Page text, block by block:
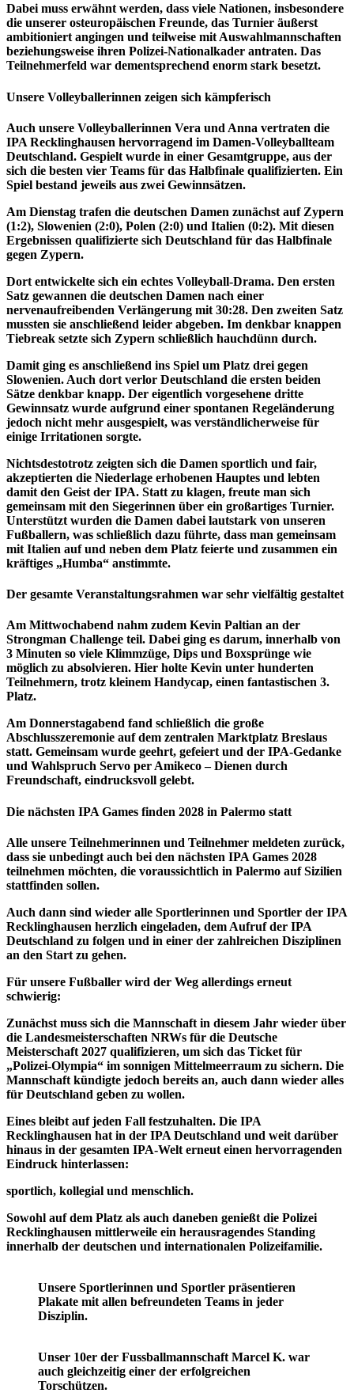
Dabei muss erwähnt werden, dass viele Nationen, insbesondere
die unserer osteuropäischen Freunde, das Turnier äußerst
ambitioniert angingen und teilweise mit Auswahlmannschaften
beziehungsweise ihren Polizei-Nationalkader antraten. Das
Teilnehmerfeld war dementsprechend enorm stark besetzt.
Unsere Volleyballerinnen zeigen sich kämpferisch
Auch unsere Volleyballerinnen Vera und Anna vertraten die
IPA Recklinghausen hervorragend im Damen-Volleyballteam
Deutschland. Gespielt wurde in einer Gesamtgruppe, aus der
sich die besten vier Teams für das Halbfinale qualifizierten. Ein
Spiel bestand jeweils aus zwei Gewinnsätzen.
Am Dienstag trafen die deutschen Damen zunächst auf Zypern
(1:2), Slowenien (2:0), Polen (2:0) und Italien (0:2). Mit diesen
Ergebnissen qualifizierte sich Deutschland für das Halbfinale
gegen Zypern.
Dort entwickelte sich ein echtes Volleyball-Drama. Den ersten
Satz gewannen die deutschen Damen nach einer
nervenaufreibenden Verlängerung mit 30:28. Den zweiten Satz
mussten sie anschließend leider abgeben. Im denkbar knappen
Tiebreak setzte sich Zypern schließlich hauchdünn durch.
Damit ging es anschließend ins Spiel um Platz drei gegen
Slowenien. Auch dort verlor Deutschland die ersten beiden
Sätze denkbar knapp. Der eigentlich vorgesehene dritte
Gewinnsatz wurde aufgrund einer spontanen Regeländerung
jedoch nicht mehr ausgespielt, was verständlicherweise für
einige Irritationen sorgte.
Nichtsdestotrotz zeigten sich die Damen sportlich und fair,
akzeptierten die Niederlage erhobenen Hauptes und lebten
damit den Geist der IPA. Statt zu klagen, freute man sich
gemeinsam mit den Siegerinnen über ein großartiges Turnier.
Unterstützt wurden die Damen dabei lautstark von unseren
Fußballern, was schließlich dazu führte, dass man gemeinsam
mit Italien auf und neben dem Platz feierte und zusammen ein
kräftiges „Humba“ anstimmte.
Der gesamte Veranstaltungsrahmen war sehr vielfältig gestaltet
Am Mittwochabend nahm zudem Kevin Paltian an der
Strongman Challenge teil. Dabei ging es darum, innerhalb von
3 Minuten so viele Klimmzüge, Dips und Boxsprünge wie
möglich zu absolvieren. Hier holte Kevin unter hunderten
Teilnehmern, trotz kleinem Handycap, einen fantastischen 3.
Platz.
Am Donnerstagabend fand schließlich die große
Abschlusszeremonie auf dem zentralen Marktplatz Breslaus
statt. Gemeinsam wurde geehrt, gefeiert und der IPA-Gedanke
und Wahlspruch Servo per Amikeco – Dienen durch
Freundschaft, eindrucksvoll gelebt.
Die nächsten IPA Games finden 2028 in Palermo statt
Alle unsere Teilnehmerinnen und Teilnehmer meldeten zurück,
dass sie unbedingt auch bei den nächsten IPA Games 2028
teilnehmen möchten, die voraussichtlich in Palermo auf Sizilien
stattfinden sollen.
Auch dann sind wieder alle Sportlerinnen und Sportler der IPA
Recklinghausen herzlich eingeladen, dem Aufruf der IPA
Deutschland zu folgen und in einer der zahlreichen Disziplinen
an den Start zu gehen.
Für unsere Fußballer wird der Weg allerdings erneut
schwierig:
Zunächst muss sich die Mannschaft in diesem Jahr wieder über
die Landesmeisterschaften NRWs für die Deutsche
Meisterschaft 2027 qualifizieren, um sich das Ticket für
„Polizei-Olympia“ im sonnigen Mittelmeerraum zu sichern. Die
Mannschaft kündigte jedoch bereits an, auch dann wieder alles
für Deutschland geben zu wollen.
Eines bleibt auf jeden Fall festzuhalten. Die IPA
Recklinghausen hat in der IPA Deutschland und weit darüber
hinaus in der gesamten IPA-Welt erneut einen hervorragenden
Eindruck hinterlassen:
sportlich, kollegial und menschlich.
Sowohl auf dem Platz als auch daneben genießt die Polizei
Recklinghausen mittlerweile ein herausragendes Standing
innerhalb der deutschen und internationalen Polizeifamilie.
Unsere Sportlerinnen und Sportler präsentieren
Plakate mit allen befreundeten Teams in jeder
Disziplin.
Unser 10er der Fussballmannschaft Marcel K. war
auch gleichzeitig einer der erfolgreichen
Torschützen.